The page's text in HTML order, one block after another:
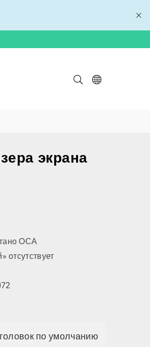
экрана
ОСА
отсутствует
по умолчанию